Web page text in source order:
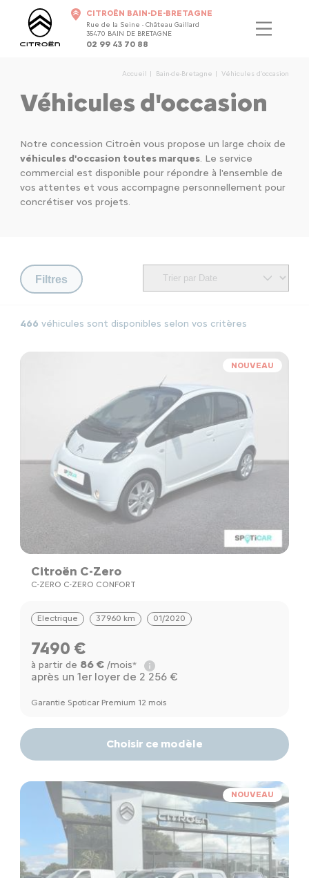
CITROËN BAIN-DE-BRETAGNE
Rue de la Seine - Château Gaillard
35470 BAIN DE BRETAGNE
02 99 43 70 88
Accueil Bain-de-Bretagne Véhicules d'occasion
Véhicules d'occasion
Notre concession Citroën vous propose un large choix de
véhicules d'occasion toutes marques. Le service
commercial est disponible pour répondre à l'ensemble de
vos attentes et vous accompagne personnellement pour
concrétiser vos projets.
Filtres
466 véhicules sont disponibles selon vos critères
NOUVEAU
Citroën C-Zero
C-ZERO C-ZERO CONFORT
Electrique 37960 km 01/2020
7490 €
à partir de 86 €/mois*
après un 1er loyer de 2 256 €
Garantie Spoticar Premium 12 mois
Choisir ce modèle
NOUVEAU